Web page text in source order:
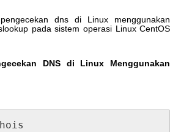
pengecekan dns di Linux
menggunakan
pada sistem operasi Linux CentOS
DNS di Linux
Menggunakan